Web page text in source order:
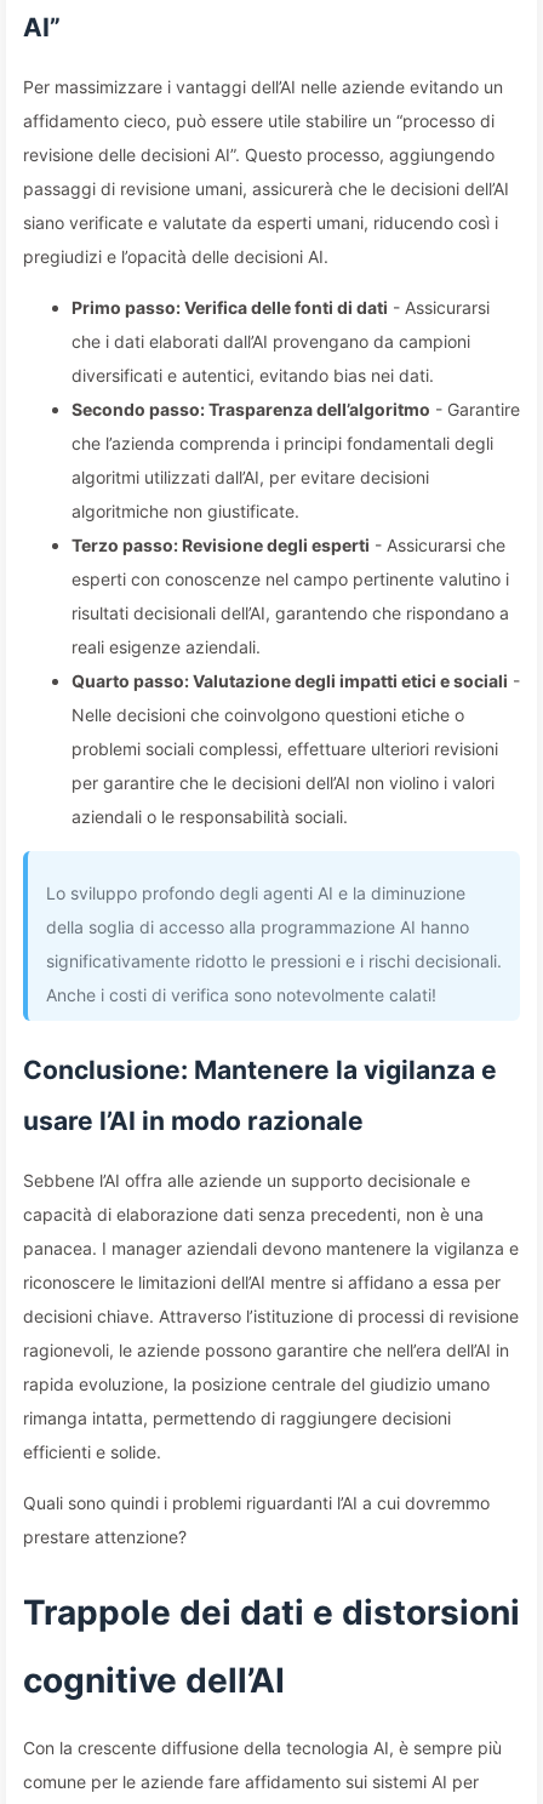
AI”
Per massimizzare i vantaggi dell’AI nelle aziende evitando un
affidamento cieco, può essere utile stabilire un “processo di
revisione delle decisioni AI”. Questo processo, aggiungendo
passaggi di revisione umani, assicurerà che le decisioni dell’AI
siano verificate e valutate da esperti umani, riducendo così i
pregiudizi e l’opacità delle decisioni AI.
Primo passo: Verifica delle fonti di dati - Assicurarsi
che i dati elaborati dall’AI provengano da campioni
diversificati e autentici, evitando bias nei dati.
Secondo passo: Trasparenza dell’algoritmo - Garantire
che l’azienda comprenda i principi fondamentali degli
algoritmi utilizzati dall’AI, per evitare decisioni
algoritmiche non giustificate.
Terzo passo: Revisione degli esperti - Assicurarsi che
esperti con conoscenze nel campo pertinente valutino i
risultati decisionali dell’AI, garantendo che rispondano a
reali esigenze aziendali.
Quarto passo: Valutazione degli impatti etici e sociali -
Nelle decisioni che coinvolgono questioni etiche o
problemi sociali complessi, effettuare ulteriori revisioni
per garantire che le decisioni dell’AI non violino i valori
aziendali o le responsabilità sociali.
Lo sviluppo profondo degli agenti AI e la diminuzione
della soglia di accesso alla programmazione AI hanno
significativamente ridotto le pressioni e i rischi decisionali.
Anche i costi di verifica sono notevolmente calati!
Conclusione: Mantenere la vigilanza e
usare l’AI in modo razionale
Sebbene l’AI offra alle aziende un supporto decisionale e
capacità di elaborazione dati senza precedenti, non è una
panacea. I manager aziendali devono mantenere la vigilanza e
riconoscere le limitazioni dell’AI mentre si affidano a essa per
decisioni chiave. Attraverso l’istituzione di processi di revisione
ragionevoli, le aziende possono garantire che nell’era dell’AI in
rapida evoluzione, la posizione centrale del giudizio umano
rimanga intatta, permettendo di raggiungere decisioni
efficienti e solide.
Quali sono quindi i problemi riguardanti l’AI a cui dovremmo
prestare attenzione?
Trappole dei dati e distorsioni
cognitive dell’AI
Con la crescente diffusione della tecnologia AI, è sempre più
comune per le aziende fare affidamento sui sistemi AI per